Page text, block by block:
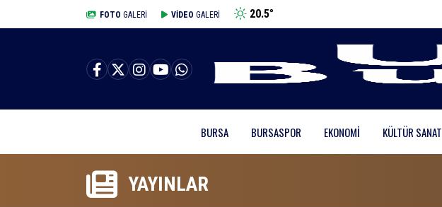
FOTO GALERİ VİDEO GALERİ 20.5°
BURSA BURSASPOR EKONOMI KÜLTÜR SANAT
YAYINLAR